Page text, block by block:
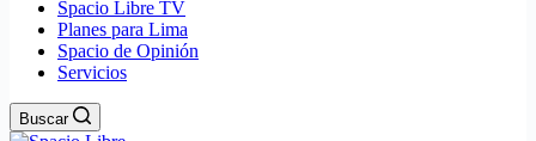
Spacio Libre TV
Planes para Lima
Spacio de Opinión
Servicios
Buscar